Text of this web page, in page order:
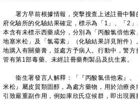
署方早前根據情報，突擊搜查上述註冊中醫
府化驗所的化驗結果確定，標示為「1」、「2
本含有未標示西藥成分，分別為「丙酸氯倍他
地塞米松」及「氯霉素」（化驗結果詳見附件
地購入有關藥膏，並處方予病人。行動中，警
管有第1部毒藥、未經註冊藥劑製品及抗生素。
衞生署發言人解釋：「『丙酸氯倍他索』、
米松』屬皮質類固醇，為處方藥物，用於治療
引致嚴重副作用，例如庫欣氏症候群，即出現